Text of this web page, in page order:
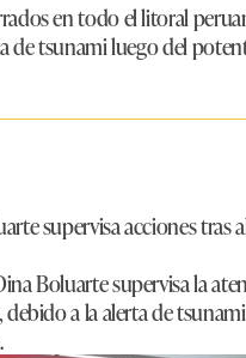
en todo el litoral
de tsunami luego del
supervisa acciones tras
Boluarte supervisa la
a la alerta de